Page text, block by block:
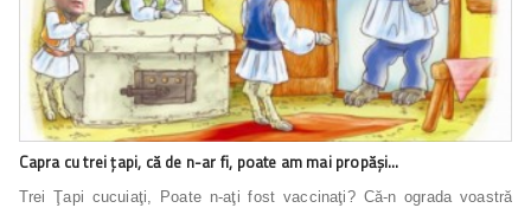
Capra cu trei țapi, că de n-ar fi, poate am mai propăși…
Trei Ţapi cucuiaţi, Poate n-aţi fost vaccinaţi? Că-n ograda voastră